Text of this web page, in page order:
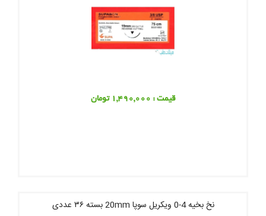
قیمت : 1,490,000 تومان
نخ بخیه 4-0 ویکریل سوپا 20mm بسته ۳۶ عددی